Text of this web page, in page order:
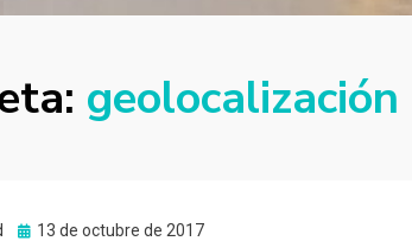
geolocalización
Publicado
13 de octubre de 2017